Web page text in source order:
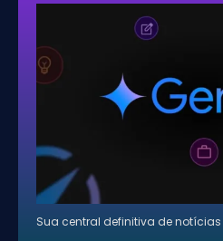
Sua central definitiva de notícias